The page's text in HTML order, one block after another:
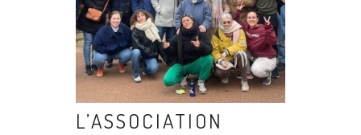
L’ASSOCIATION